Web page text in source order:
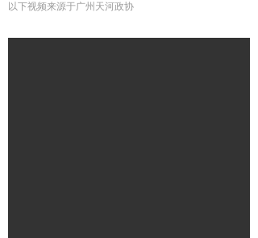
以下视频来源于广州天河政协